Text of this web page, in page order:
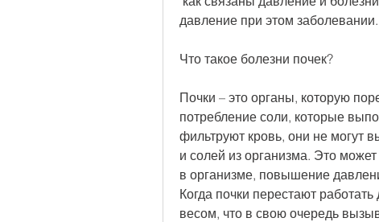
давление при этом заболевании.
Что такое болезни почек?
Почки – это органы, которую
потребление соли, которые
фильтруют кровь, они не могут
и солей из организма. Это
в организме, повышение
Когда почки перестают
весом, что в свою очередь